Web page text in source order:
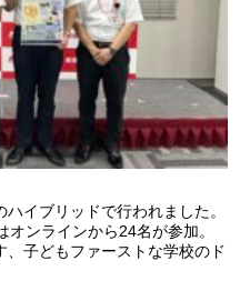
イブリッドで行われました。
ンラインから24名が参加。
子どもファーストな学校のド